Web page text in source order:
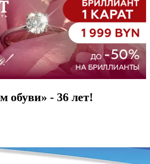
- 36 лет!